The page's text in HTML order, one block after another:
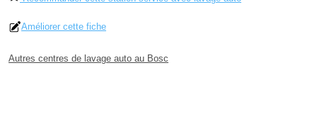
Améliorer cette fiche
Autres centres de lavage auto au Bosc